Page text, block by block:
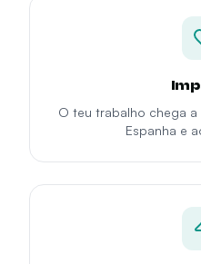
O teu trabalho chega
Espanha e